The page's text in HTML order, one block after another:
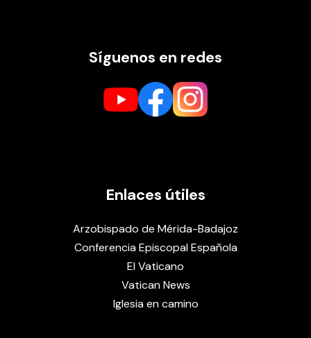
Síguenos en redes
Enlaces útiles
Arzobispado de Mérida-Badajoz
Conferencia Episcopal Española
El Vaticano
Vatican News
Iglesia en camino